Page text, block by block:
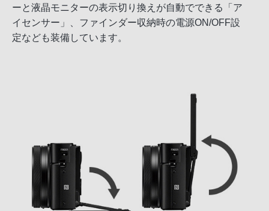
ーと液晶モニターの表示切り換えが自動でできる「ア
イセンサー」、ファインダー収納時の電源ON/OFF設
定なども装備しています。